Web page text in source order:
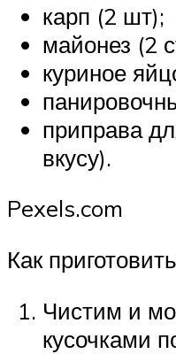
карп (2 шт);
майонез (2
куриное
приправа
вкусу).
Pexels.com
Как
Чистим и
кусочками